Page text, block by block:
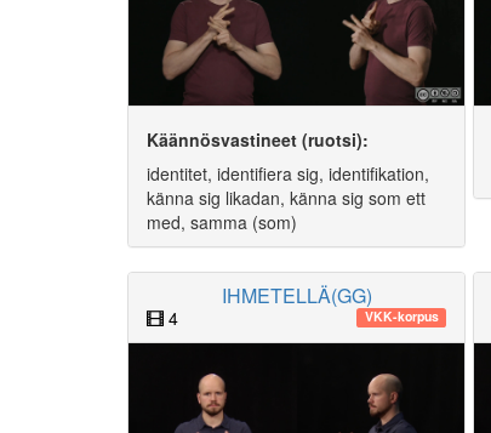
Käännösvastineet (ruotsi):
identitet, identifiera sig, identifikation,
känna sig likadan, känna sig som ett
med, samma (som)
IHMETELLÄ(GG)
4 VKK-korpus